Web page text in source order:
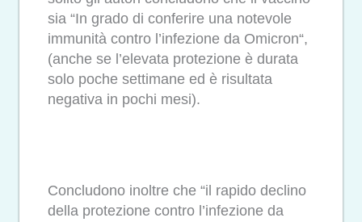
sia “In grado di conferire una notevole
immunità contro l’infezione da Omicron“,
(anche se l’elevata protezione è durata
solo poche settimane ed è risultata
negativa in pochi mesi).
Concludono inoltre che “il rapido declino
della protezione contro l’infezione da